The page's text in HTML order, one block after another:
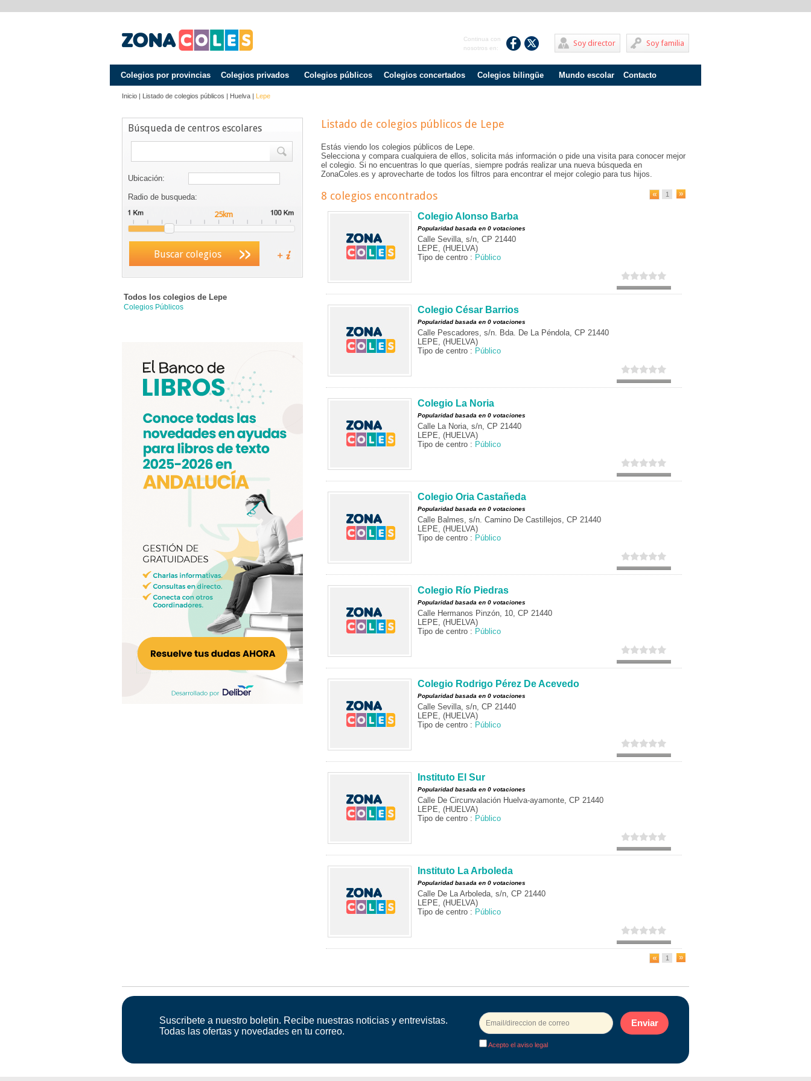
Soy familia
Soy director
Continua con
nosotros en:
Colegios por provincias Colegios privados Colegios públicos Colegios concertados Colegios bilingüe Mundo escolar
Fracaso escolar
Acoso escolar
Contacto
Inicio | Listado de colegios públicos | Huelva | Lepe
Búsqueda de centros escolares
Ubicación:
Radio de busqueda:
Buscar colegios
Todos los colegios de Lepe
Colegios Públicos
Listado de colegios públicos de Lepe
Estás viendo los colegios públicos de Lepe.
Selecciona y compara cualquiera de ellos, solicita más información o pide una visita para conocer mejor
el colegio. Si no encuentras lo que querías, siempre podrás realizar una nueva búsqueda en
ZonaColes.es y aprovecharte de todos los filtros para encontrar el mejor colegio para tus hijos.
8 colegios encontrados 1
Colegio Alonso Barba
Popularidad basada en 0 votaciones
Calle Sevilla, s/n, CP 21440
LEPE, (HUELVA)
Tipo de centro : Público
Colegio César Barrios
Popularidad basada en 0 votaciones
Calle Pescadores, s/n. Bda. De La Péndola, CP 21440
LEPE, (HUELVA)
Tipo de centro : Público
Colegio La Noria
Popularidad basada en 0 votaciones
Calle La Noria, s/n, CP 21440
LEPE, (HUELVA)
Tipo de centro : Público
Colegio Oria Castañeda
Popularidad basada en 0 votaciones
Calle Balmes, s/n. Camino De Castillejos, CP 21440
LEPE, (HUELVA)
Tipo de centro : Público
Colegio Río Piedras
Popularidad basada en 0 votaciones
Calle Hermanos Pinzón, 10, CP 21440
LEPE, (HUELVA)
Tipo de centro : Público
Colegio Rodrigo Pérez De Acevedo
Popularidad basada en 0 votaciones
Calle Sevilla, s/n, CP 21440
LEPE, (HUELVA)
Tipo de centro : Público
Instituto El Sur
Popularidad basada en 0 votaciones
Calle De Circunvalación Huelva-ayamonte, CP 21440
LEPE, (HUELVA)
Tipo de centro : Público
Instituto La Arboleda
Popularidad basada en 0 votaciones
Calle De La Arboleda, s/n, CP 21440
LEPE, (HUELVA)
Tipo de centro : Público
1
Suscribete a nuestro boletin. Recibe nuestras noticias y entrevistas.
Todas las ofertas y novedades en tu correo.
Enviar
Acepto el aviso legal